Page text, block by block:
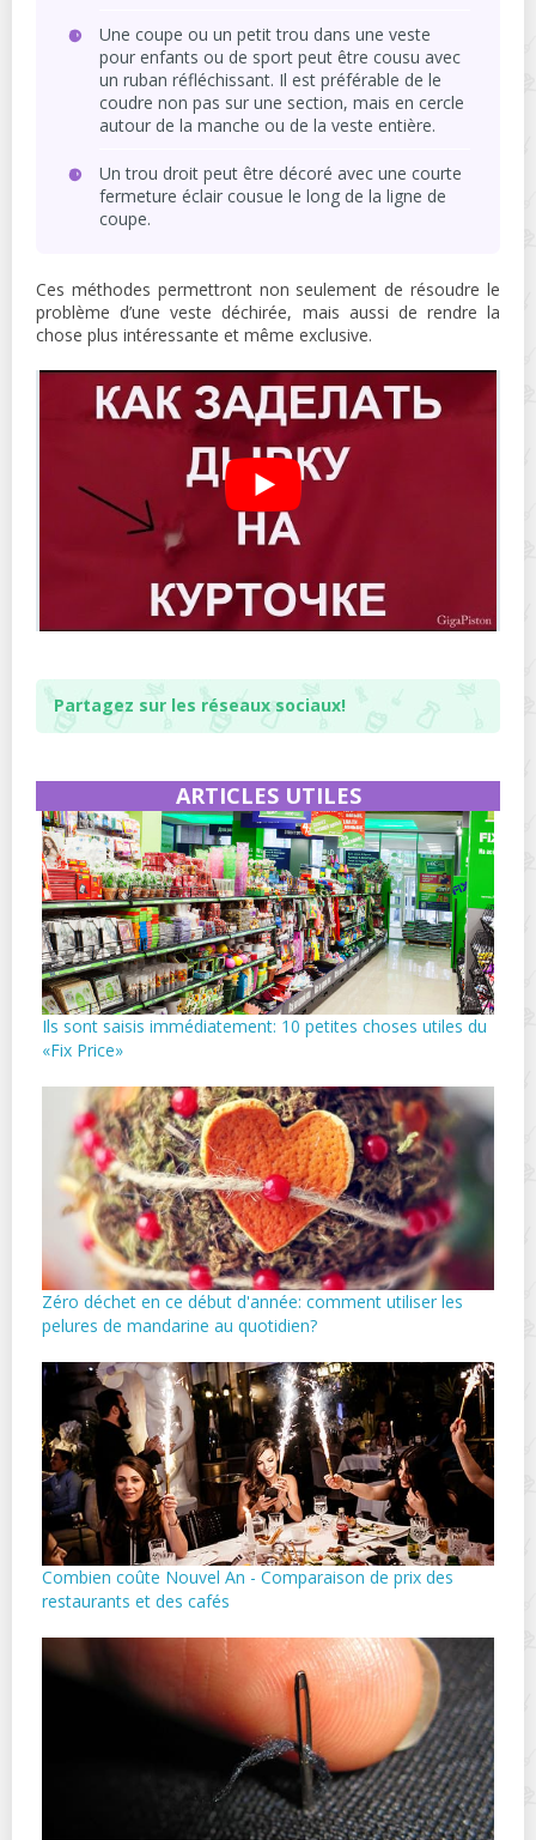
Une coupe ou un petit trou dans une veste
pour enfants ou de sport peut être cousu avec
un ruban réfléchissant. Il est préférable de le
coudre non pas sur une section, mais en cercle
autour de la manche ou de la veste entière.
Un trou droit peut être décoré avec une courte
fermeture éclair cousue le long de la ligne de
coupe.
Ces méthodes permettront non seulement de résoudre le
problème d’une veste déchirée, mais aussi de rendre la
chose plus intéressante et même exclusive.
Partagez sur les réseaux sociaux!
ARTICLES UTILES
Ils sont saisis immédiatement: 10 petites choses utiles du
«Fix Price»
Zéro déchet en ce début d'année: comment utiliser les
pelures de mandarine au quotidien?
Combien coûte Nouvel An - Comparaison de prix des
restaurants et des cafés